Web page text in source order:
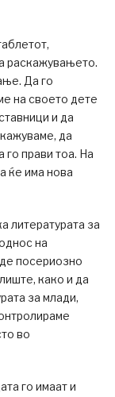
раскажувањето.
Да го
на своето дете
и да
да
го прави тоа. На
ќе има нова
литературата за
на
посериозно
како и да
за млади,
во
го имаат и